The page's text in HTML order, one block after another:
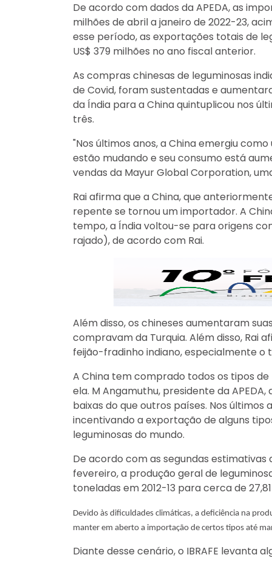
De acordo com dados da APEDA, as
milhões de abril a janeiro de 2022-23,
esse período, as exportações totais de
US$ 379 milhões no ano fiscal anterior.
As compras chinesas de leguminosas
de Covid, foram sustentadas e
da Índia para a China quintuplicou nos
três.
"Nos últimos anos, a China emergiu
estão mudando e seu consumo está
vendas da Mayur Global Corporation,
Rai afirma que a China, que
repente se tornou um importador. A
tempo, a Índia voltou-se para origens
rajado), de acordo com Rai.
Além disso, os chineses aumentaram
compravam da Turquia. Além disso, Rai
feijão-fradinho indiano, especialmente o
A China tem comprado todos os tipos
ela. M Angamuthu, presidente da
baixas do que outros países. Nos
incentivando a exportação de alguns
leguminosas do mundo.
De acordo com as segundas
fevereiro, a produção geral de
toneladas em 2012-13 para cerca de
Devido às dificuldades climáticas, a deficiência na
manter em aberto a importação de certos tipos até
Diante desse cenário, o IBRAFE levanta